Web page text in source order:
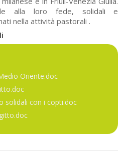
alla loro fede, solidali e
nella attività pastorali .
Oriente.doc
solidali con i copti.doc